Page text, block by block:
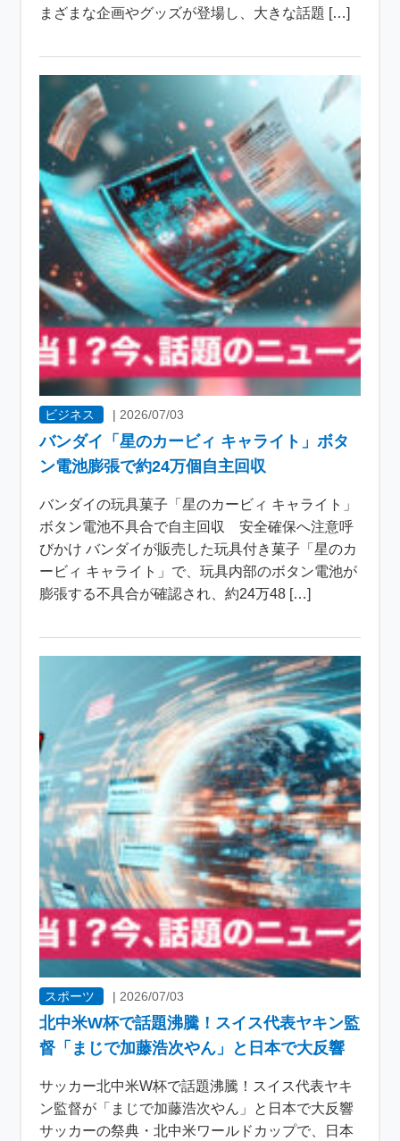
まざまな企画やグッズが登場し、大きな話題 […]
ビジネス |2026/07/03
バンダイ「星のカービィ キャライト」ボタ
ン電池膨張で約24万個自主回収
バンダイの玩具菓子「星のカービィ キャライト」
ボタン電池不具合で自主回収 安全確保へ注意呼
びかけ バンダイが販売した玩具付き菓子「星のカ
ービィ キャライト」で、玩具内部のボタン電池が
膨張する不具合が確認され、約24万48 […]
スポーツ | 2026/07/03
北中米W杯で話題沸騰！スイス代表ヤキン監
督「まじで加藤浩次やん」と日本で大反響
サッカー北中米W杯で話題沸騰！スイス代表ヤキ
ン監督が「まじで加藤浩次やん」と日本で大反響
サッカーの祭典・北中米ワールドカップで、日本